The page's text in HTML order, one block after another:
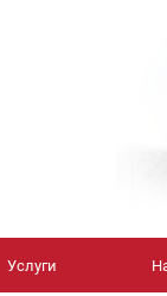
Услуги